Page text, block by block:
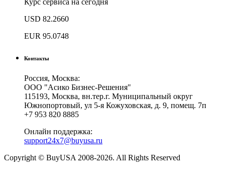
Курс сервиса на сегодня
USD 82.2660
EUR 95.0748
Контакты
Россия, Москва:
ООО "Асико Бизнес-Решения"
115193, Москва, вн.тер.г. Муниципальный округ
Южнопортовый, ул 5-я Кожуховская, д. 9, помещ. 7п
+7 953 820 8885
Онлайн поддержка:
support24x7@buyusa.ru
Copyright © BuyUSA 2008-2026. All Rights Reserved